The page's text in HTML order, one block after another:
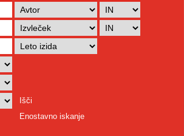
Išči
Enostavno iskanje